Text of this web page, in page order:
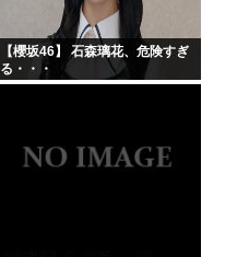
【櫻坂46】 石森璃花、危険すぎ
る・・・